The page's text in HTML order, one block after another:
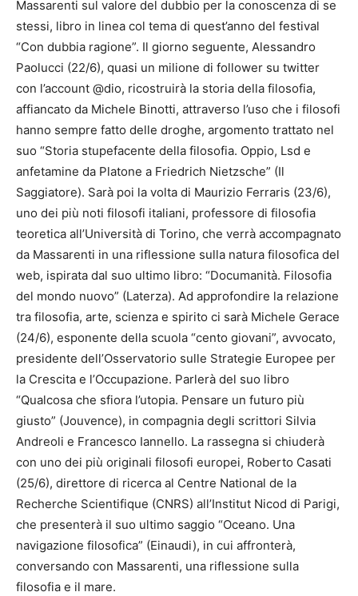
Massarenti sul valore del dubbio per la conoscenza di se
stessi, libro in linea col tema di quest’anno del festival
“Con dubbia ragione”. Il giorno seguente, Alessandro
Paolucci (22/6), quasi un milione di follower su twitter
con l’account @dio, ricostruirà la storia della filosofia,
affiancato da Michele Binotti, attraverso l’uso che i filosofi
hanno sempre fatto delle droghe, argomento trattato nel
suo “Storia stupefacente della filosofia. Oppio, Lsd e
anfetamine da Platone a Friedrich Nietzsche” (Il
Saggiatore). Sarà poi la volta di Maurizio Ferraris (23/6),
uno dei più noti filosofi italiani, professore di filosofia
teoretica all’Università di Torino, che verrà accompagnato
da Massarenti in una riflessione sulla natura filosofica del
web, ispirata dal suo ultimo libro: “Documanità. Filosofia
del mondo nuovo” (Laterza). Ad approfondire la relazione
tra filosofia, arte, scienza e spirito ci sarà Michele Gerace
(24/6), esponente della scuola “cento giovani”, avvocato,
presidente dell’Osservatorio sulle Strategie Europee per
la Crescita e l’Occupazione. Parlerà del suo libro
“Qualcosa che sfiora l’utopia. Pensare un futuro più
giusto” (Jouvence), in compagnia degli scrittori Silvia
Andreoli e Francesco Iannello. La rassegna si chiuderà
con uno dei più originali filosofi europei, Roberto Casati
(25/6), direttore di ricerca al Centre National de la
Recherche Scientifique (CNRS) all’Institut Nicod di Parigi,
che presenterà il suo ultimo saggio “Oceano. Una
navigazione filosofica” (Einaudi), in cui affronterà,
conversando con Massarenti, una riflessione sulla
filosofia e il mare.